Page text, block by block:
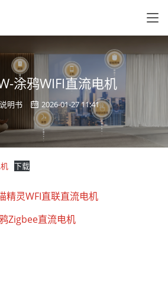
涂鸦WIFI直流电机
明书 2026-01-27 11:41
下载
精灵WFI直联直流电机
Zigbee直流电机